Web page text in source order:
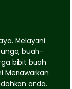
Melayani
buah-
bibit buah
Menawarkan
anda.